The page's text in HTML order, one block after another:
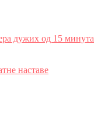
дужих од 15 минута
наставе